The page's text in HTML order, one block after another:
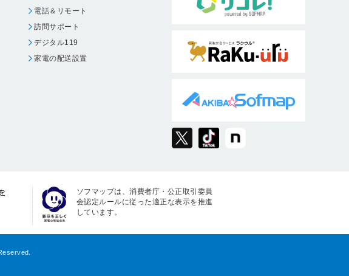
電話＆リモート
訪問サポート
デジタル119
家電の配送設置
ソフマップは、消費者庁・公正取引委員
会認定ルールに従った適正な表示を推進
しています。